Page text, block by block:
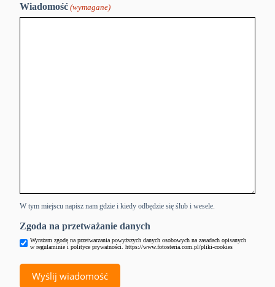
Wiadomość (wymagane)
W tym miejscu napisz nam gdzie i kiedy odbędzie się ślub i wesele.
Zgoda na przetważanie danych
Wyrażam zgodę na przetwarzania powyższych danych osobowych na zasadach opisanych
w regulaminie i polityce prywatności. https://www.fotosteria.com.pl/pliki-cookies